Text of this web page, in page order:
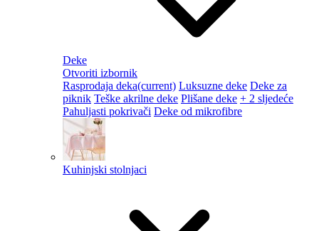
Deke
Otvoriti izbornik
Rasprodaja deka(current) Luksuzne deke Deke za
piknik Teške akrilne deke Plišane deke + 2 sljedeće
Pahuljasti pokrivači Deke od mikrofibre
Kuhinjski stolnjaci